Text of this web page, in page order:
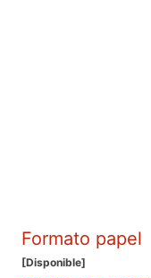
Formato papel
[Disponible]